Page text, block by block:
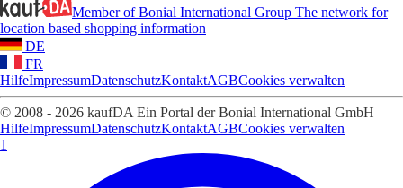
Member of Bonial International Group The network for
location based shopping information
DE
FR
HilfeImpressumDatenschutzKontaktAGBCookies verwalten
© 2008 - 2026 kaufDA Ein Portal der Bonial International GmbH
HilfeImpressumDatenschutzKontaktAGBCookies verwalten
1